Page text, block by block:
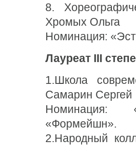
8.
Хромых Ольга
Номинация:
Лауреат III
1.Школа
Самарин Сергей
Номинация:
«Формейшн».
2.Народный